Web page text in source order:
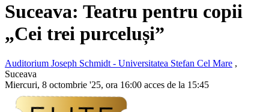
Suceava: Teatru pentru copii
„Cei trei purceluși”
Auditorium Joseph Schmidt - Universitatea Stefan Cel Mare ,
Suceava
Miercuri, 8 octombrie '25, ora 16:00 acces de la 15:45